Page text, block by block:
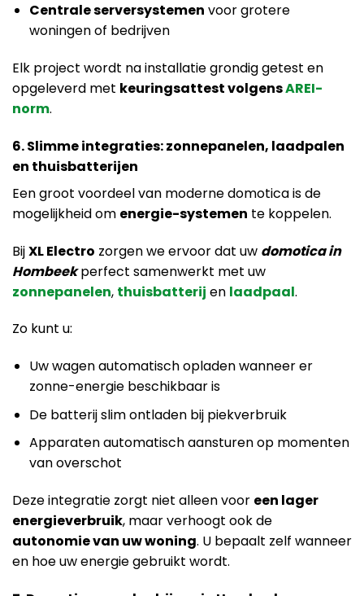
Centrale serversystemen voor grotere
woningen of bedrijven
Elk project wordt na installatie grondig getest en
opgeleverd met keuringsattest volgensAREI-
norm.
6. Slimme integraties: zonnepanelen, laadpalen
en thuisbatterijen
Een groot voordeel van moderne domotica is de
mogelijkheid om energie-systemen te koppelen.
BijXL Electro zorgen we ervoor dat uw domotica in
Hombeekperfect samenwerkt met uw
zonnepanelen, thuisbatterij en laadpaal.
Zo kunt u:
Uw wagen automatisch opladen wanneer er
zonne-energie beschikbaar is
De batterij slim ontladen bij piekverbruik
Apparaten automatisch aansturen op momenten
van overschot
Deze integratie zorgt niet alleen voor een lager
energieverbruik, maar verhoogt ook de
autonomie van uw woning. U bepaalt zelf wanneer
en hoe uw energie gebruikt wordt.